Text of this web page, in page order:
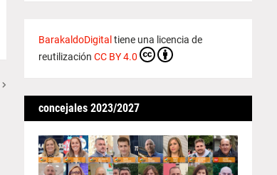
BarakaldoDigital tiene una licencia de
reutilización CC BY 4.0
concejales 2023/2027